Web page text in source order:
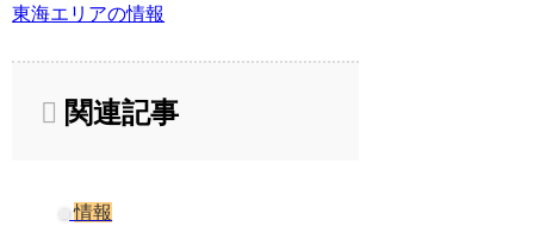
東海エリアの情報
関連記事
情報